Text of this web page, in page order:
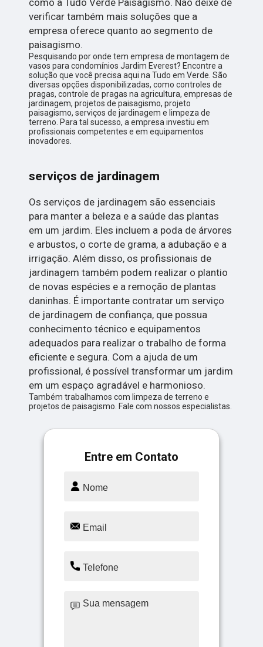
verificar também mais soluções que a
empresa oferece quanto ao segmento de
paisagismo.
Pesquisando por onde tem empresa de montagem de
vasos para condomínios Jardim Everest? Encontre a
solução que você precisa aqui na Tudo em Verde. São
diversas opções disponibilizadas, como controles de
pragas, controle de pragas na agricultura, empresas de
jardinagem, projetos de paisagismo, projeto
paisagismo, serviços de jardinagem e limpeza de
terreno. Para tal sucesso, a empresa investiu em
profissionais competentes e em equipamentos
inovadores.
serviços de jardinagem
Os serviços de jardinagem são essenciais
para manter a beleza e a saúde das plantas
em um jardim. Eles incluem a poda de árvores
e arbustos, o corte de grama, a adubação e a
irrigação. Além disso, os profissionais de
jardinagem também podem realizar o plantio
de novas espécies e a remoção de plantas
daninhas. É importante contratar um serviço
de jardinagem de confiança, que possua
conhecimento técnico e equipamentos
adequados para realizar o trabalho de forma
eficiente e segura. Com a ajuda de um
profissional, é possível transformar um jardim
em um espaço agradável e harmonioso.
Também trabalhamos com limpeza de terreno e
projetos de paisagismo. Fale com nossos especialistas.
Entre em Contato